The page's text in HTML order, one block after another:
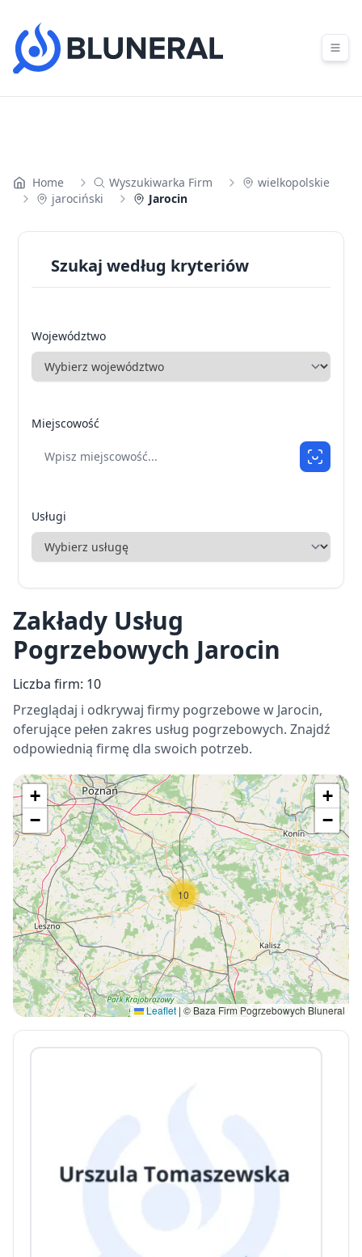
Home Wyszukiwarka Firm
wielkopolskie
jarociński
Jarocin
Szukaj według kryteriów
Województwo
Miejscowość
Usługi
Zakłady Usług
Pogrzebowych Jarocin
Liczba firm: 10
Przeglądaj i odkrywaj firmy pogrzebowe w Jarocin,
oferujące pełen zakres usług pogrzebowych. Znajdź
odpowiednią firmę dla swoich potrzeb.
10
+
−
+
−
Leaflet | © Baza Firm Pogrzebowych Bluneral